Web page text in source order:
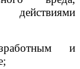
действиями
и